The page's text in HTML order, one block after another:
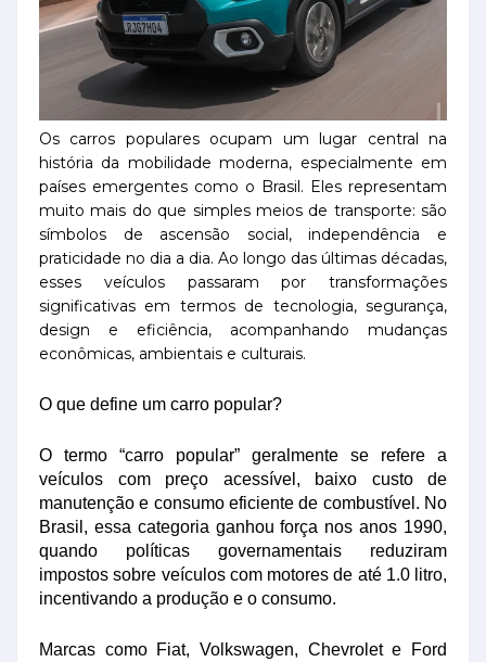
Os carros populares ocupam um lugar central na
história da mobilidade moderna, especialmente em
países emergentes como o Brasil. Eles representam
muito mais do que simples meios de transporte: são
símbolos de ascensão social, independência e
praticidade no dia a dia. Ao longo das últimas décadas,
esses veículos passaram por transformações
significativas em termos de tecnologia, segurança,
design e eficiência, acompanhando mudanças
econômicas, ambientais e culturais.
O que define um carro popular?
O termo “carro popular” geralmente se refere a
veículos com preço acessível, baixo custo de
manutenção e consumo eficiente de combustível. No
Brasil, essa categoria ganhou força nos anos 1990,
quando políticas governamentais reduziram
impostos sobre veículos com motores de até 1.0 litro,
incentivando a produção e o consumo.
Marcas como Fiat, Volkswagen, Chevrolet e Ford